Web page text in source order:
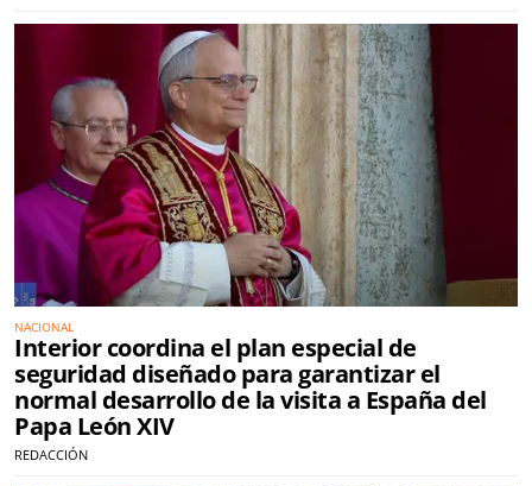
NACIONAL
Interior coordina el plan especial de
seguridad diseñado para garantizar el
normal desarrollo de la visita a España del
Papa León XIV
REDACCIÓN